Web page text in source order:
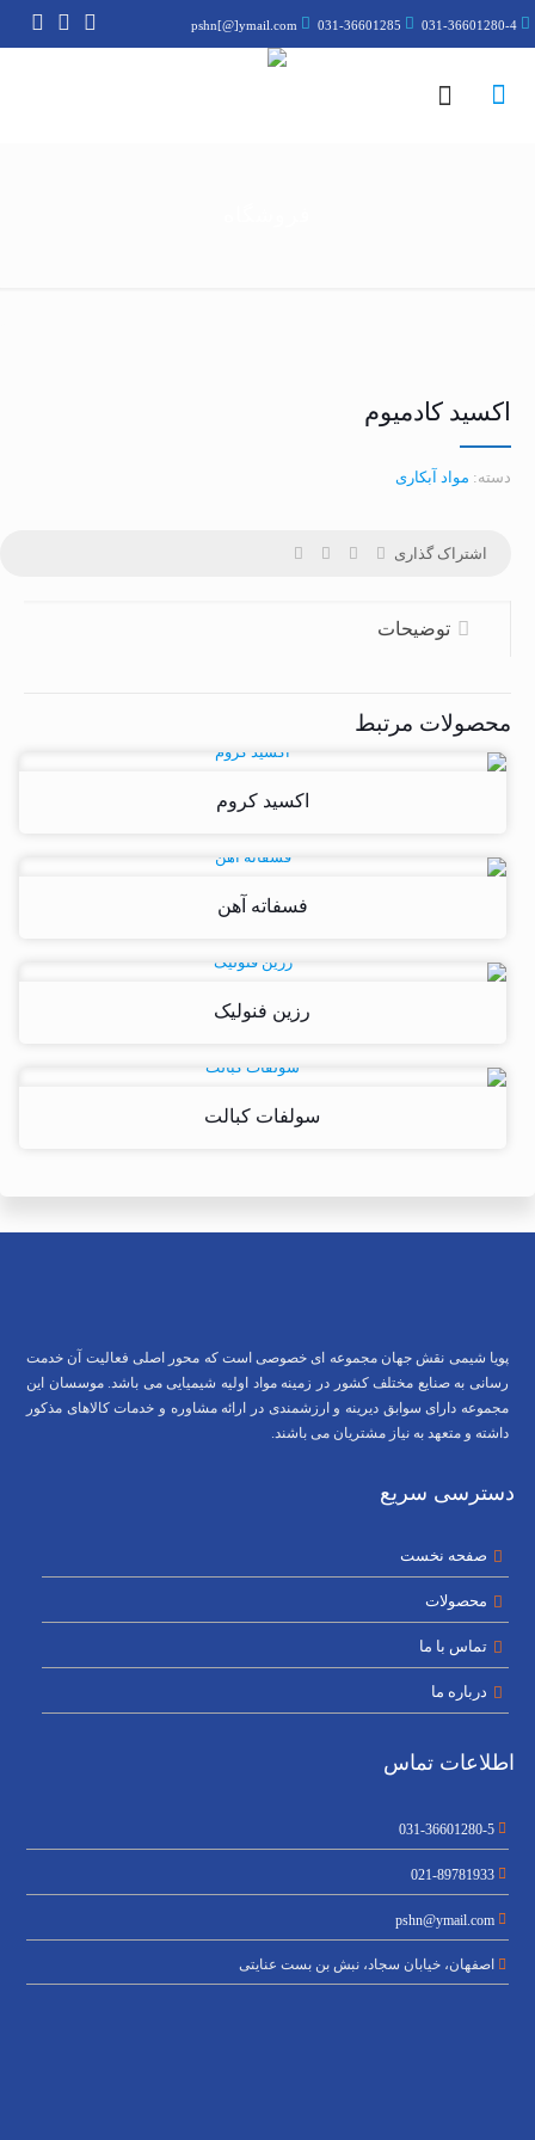
031-36601280-4
031-36601285
pshn[@]ymail.com
اکسید کادمیوم
دسته: مواد آبکاری
اشتراک گذاری
توضیحات
محصولات مرتبط
اکسید کروم
فسفاته آهن
رزین فنولیک
سولفات کبالت
پویا شیمی نقش جهان مجموعه ای خصوصی است که محور اصلی فعالیت آن خدمت
رسانی به صنایع مختلف کشور در زمینه مواد اولیه شیمیایی می باشد. موسسان این
مجموعه دارای سوابق دیرینه و ارزشمندی در ارائه مشاوره و خدمات کالاهای مذکور
داشته و متعهد به نیاز مشتریان می باشند.
دسترسی سریع
صفحه نخست
محصولات
تماس با ما
درباره ما
اطلاعات تماس
031-36601280-5
021-89781933
pshn@ymail.com
اصفهان، خیابان سجاد، نبش بن بست عنایتی